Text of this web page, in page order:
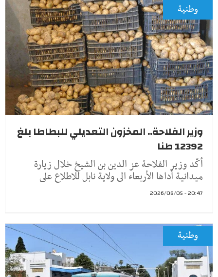
وطنية
وزير الفلاحة.. المخزون التعديلي للبطاطا بلغ
12392 طنا
أكّد وزير الفلاحة عز الدين بن الشيخ خلال زيارة
ميدانية أداها الأربعاء الى ولاية نابل للاطلاع على
20:47 - 2026/08/05
وطنية